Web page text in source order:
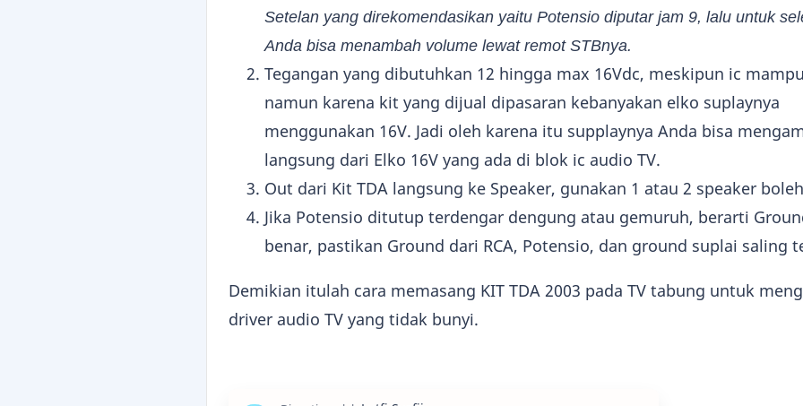
Setelan yang direkomendasikan yaitu Potensio diputar jam 9, lalu untuk
Anda bisa menambah volume lewat remot STBnya.
Tegangan yang dibutuhkan 12 hingga max 16Vdc, meskipun ic
namun karena kit yang dijual dipasaran kebanyakan elko suplaynya
menggunakan 16V. Jadi oleh karena itu supplaynya Anda bisa
langsung dari Elko 16V yang ada di blok ic audio TV.
Out dari Kit TDA langsung ke Speaker, gunakan 1 atau 2 speaker
Jika Potensio ditutup terdengar dengung atau gemuruh, berarti
benar, pastikan Ground dari RCA, Potensio, dan ground suplai saling
Demikian itulah cara memasang KIT TDA 2003 pada TV tabung untuk
driver audio TV yang tidak bunyi.